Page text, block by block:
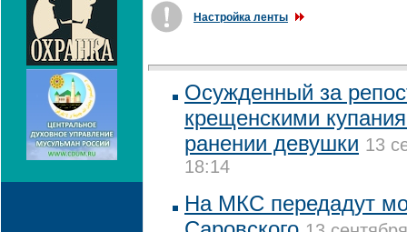
Настройка ленты
Осужденный за
крещенскими
ранении девушки 13
18:14
На МКС передадут